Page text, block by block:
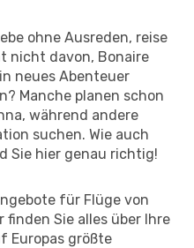
ohne Ausreden, reise
nicht davon, Bonaire
neues Abenteuer
Manche planen schon
während andere
suchen. Wie auch
Sie hier genau richtig!
für Flüge von
finden Sie alles über Ihre
Europas größte